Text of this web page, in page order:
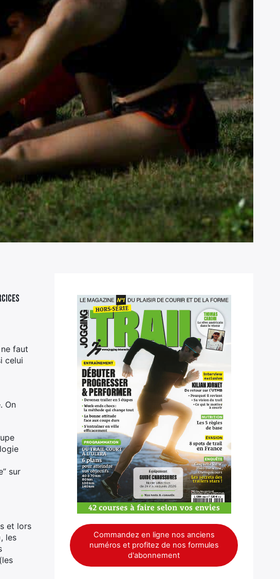
faut
celui
On
sur
et lors
les
Commandez en ligne nos anciens
numéros et profitez de nos formules
d'abonnement